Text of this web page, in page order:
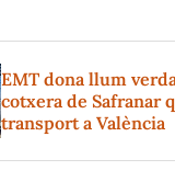
EMT dona llum
cotxera de Safranar
transport a València